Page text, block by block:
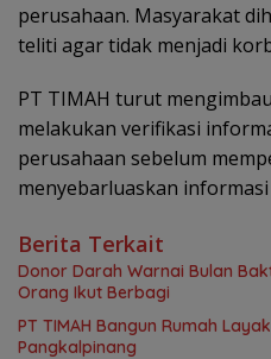
perusahaan. Masyarakat
teliti agar tidak menjadi
PT TIMAH turut
melakukan verifikasi
perusahaan sebelum
menyebarluaskan
Berita Terkait
Donor Darah Warnai Bulan
Orang Ikut Berbagi
PT TIMAH Bangun Rumah
Pangkalpinang